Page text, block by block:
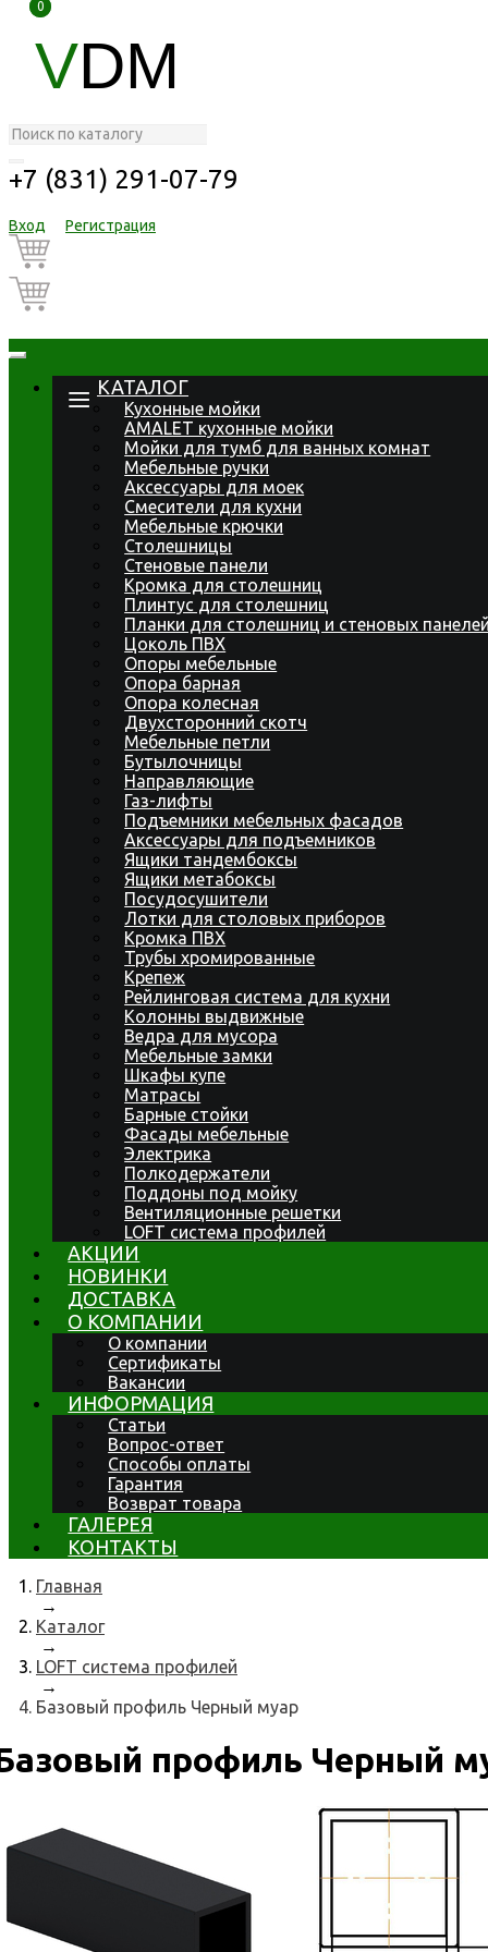
VDM
+7 (831) 291-07-79
Вход Регистрация
0
0
КАТАЛОГ
Кухонные мойки
AMALET кухонные мойки
Мойки для тумб для ванных комнат
Мебельные ручки
Аксессуары для моек
Смесители для кухни
Мебельные крючки
Столешницы
Стеновые панели
Кромка для столешниц
Плинтус для столешниц
Планки для столешниц и стеновых
Цоколь ПВХ
Опоры мебельные
Опора барная
Опора колесная
Двухсторонний скотч
Мебельные петли
Бутылочницы
Направляющие
Газ-лифты
Подъемники мебельных фасадов
Аксессуары для подъемников
Ящики тандембоксы
Ящики метабоксы
Посудосушители
Лотки для столовых приборов
Кромка ПВХ
Трубы хромированные
Крепеж
Рейлинговая система для кухни
Колонны выдвижные
Ведра для мусора
Мебельные замки
Шкафы купе
Матрасы
Барные стойки
Фасады мебельные
Электрика
Полкодержатели
Поддоны под мойку
Вентиляционные решетки
LOFT система профилей
АКЦИИ
НОВИНКИ
ДОСТАВКА
О КОМПАНИИ
О компании
Сертификаты
Вакансии
ИНФОРМАЦИЯ
Статьи
Вопрос-ответ
Способы оплаты
Гарантия
Возврат товара
ГАЛЕРЕЯ
КОНТАКТЫ
Главная
→
Каталог
→
LOFT система профилей
→
Базовый профиль Черный муар
профиль Черный